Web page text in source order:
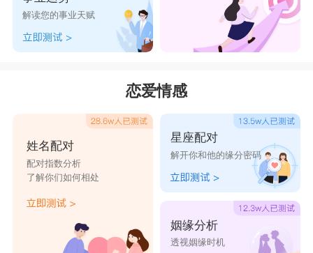
样高大挺拔，坚强不屈。
柏岚二字容易让人想到波澜不惊这个成语，形容女
感觉很温柔、细腻、好听。
缺木如何起名：
槿
“槿”取自古诗句“槿艳繁花满树红”，五行属
木，“槿”在这句诗中形容的木槿花，它的花语是温
柔的坚持，“槿”字，在一些诗文中，可以用来喻指
女子的没骂，将“槿”字，放在女孩名字中，带木，
解读您的事业天赋
恋爱情感
姓名配对
配对指数分析
了解你们如何相处
星座配对
解开你和他的缘分密码
姻缘分析
透视姻缘时机